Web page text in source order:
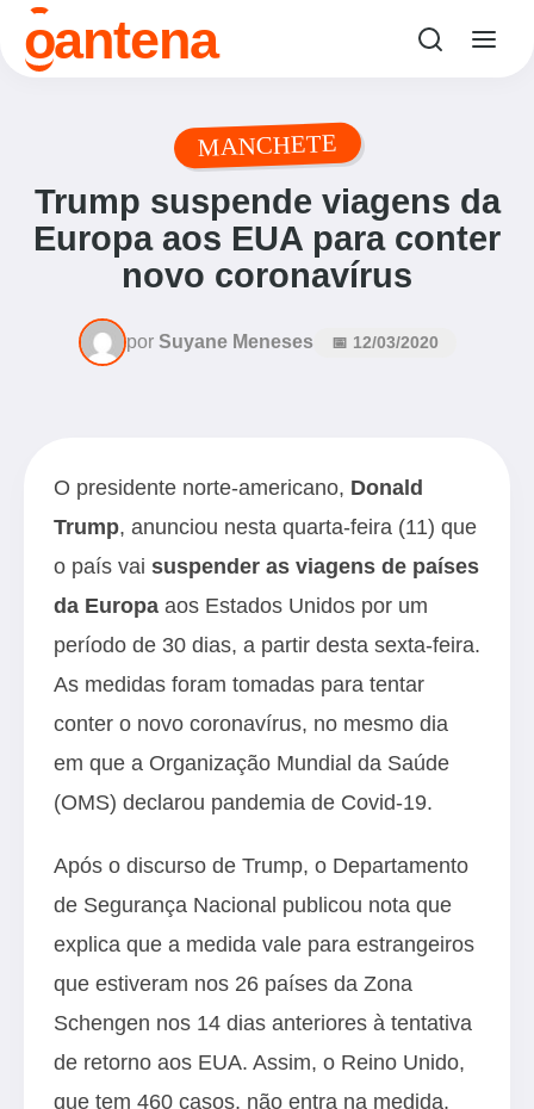
oantena
MANCHETE
Trump suspende viagens da
Europa aos EUA para conter
novo coronavírus
por Suyane Meneses 📅 12/03/2020
O presidente norte-americano, Donald
Trump, anunciou nesta quarta-feira (11) que
o país vai suspender as viagens de países
da Europa aos Estados Unidos por um
período de 30 dias, a partir desta sexta-feira.
As medidas foram tomadas para tentar
conter o novo coronavírus, no mesmo dia
em que a Organização Mundial da Saúde
(OMS) declarou pandemia de Covid-19.
Após o discurso de Trump, o Departamento
de Segurança Nacional publicou nota que
explica que a medida vale para estrangeiros
que estiveram nos 26 países da Zona
Schengen nos 14 dias anteriores à tentativa
de retorno aos EUA. Assim, o Reino Unido,
que tem 460 casos, não entra na medida.